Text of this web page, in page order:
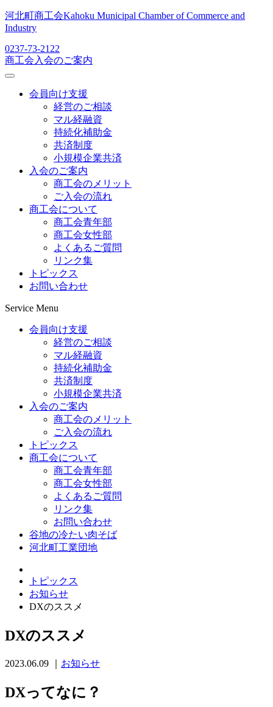
河北町商工会Kahoku Municipal Chamber of Commerce and
Industry
0237-73-2122
商工会入会のご案内
会員向け支援
経営のご相談
マル経融資
持続化補助金
共済制度
小規模企業共済
入会のご案内
商工会のメリット
ご入会の流れ
商工会について
商工会青年部
商工会女性部
よくあるご質問
リンク集
トピックス
お問い合わせ
Service Menu
会員向け支援
経営のご相談
マル経融資
持続化補助金
共済制度
小規模企業共済
入会のご案内
商工会のメリット
ご入会の流れ
トピックス
商工会について
商工会青年部
商工会女性部
よくあるご質問
リンク集
お問い合わせ
谷地の冷たい肉そば
河北町工業団地
トピックス
お知らせ
DXのススメ
DXのススメ
2023.06.09 お知らせ
DXってなに？